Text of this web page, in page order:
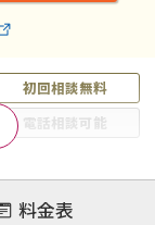
初回相談無料
電話相談可能
料金表